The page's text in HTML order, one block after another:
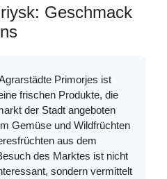
Geschmack
Primorjes ist
frischen Produkte, die
der Stadt angeboten
Gemüse und Wildfrüchten
aus dem
des Marktes ist nicht
sondern vermittelt